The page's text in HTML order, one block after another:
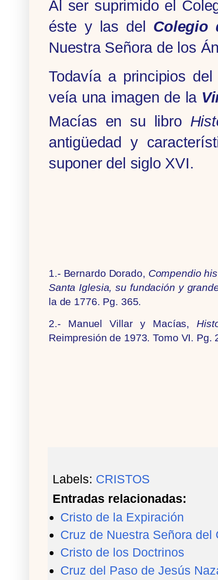
Al ser suprimido el
éste y las del Colegio
Nuestra Señora de los
Todavía a principios
veía una imagen de la
Macías en su libro
antigüedad y
suponer del siglo XVI.
1.- Bernardo Dorado, Compendio
Santa Iglesia, su fundación y
la de 1776. Pg. 365.
2.- Manuel Villar y Macías,
Reimpresión de 1973. Tomo VI. Pg.
Labels: CRISTOS
Entradas relacionadas:
Cristo de la Expiración
Cruz de Nuestra Señora del
Cristo de los Doctrinos
Cruz del Paso de Jesús